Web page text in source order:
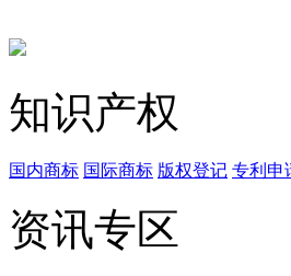
知识产权
国内商标 国际商标 版权登记 专利申
资讯专区